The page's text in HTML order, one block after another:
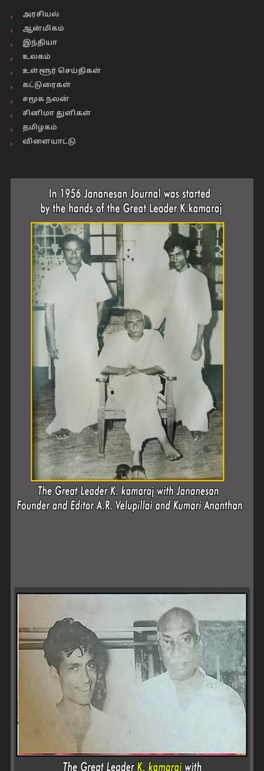
அரசியல்
ஆன்மிகம்
இந்தியா
உலகம்
உள்ளூர் செய்திகள்
கட்டுரைகள்
சமூக நலன்
சினிமா துளிகள்
தமிழகம்
விளையாட்டு